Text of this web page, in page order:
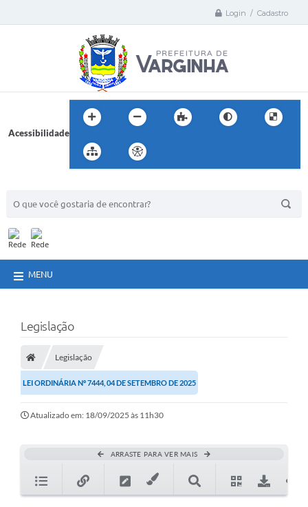
Login / Cadastro
Acessibilidade
MENU
Legislação
Legislação
LEI ORDINÁRIA Nº 7444, 04 DE SETEMBRO DE 2025
Atualizado em: 18/09/2025 às 11h30
ARRASTE PARA VER MAIS